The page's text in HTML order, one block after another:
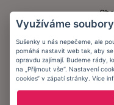
Zůstaňte
Využíváme
Sušenky u nás nepečeme, ale
pomáhá nastavit web tak, aby
opravdu zajímají. Budeme rády,
na „Přijmout vše“. Nastavení
cookies“ v zápatí stránky. Více